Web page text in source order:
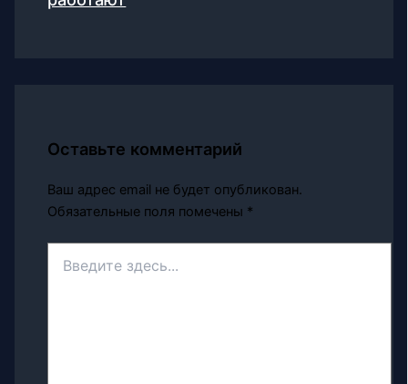
Оставьте комментарий
Ваш адрес email не будет опубликован.
Обязательные поля помечены *
здесь...